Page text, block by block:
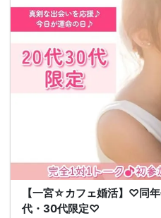
【一宮☆カフェ婚活】♡同
代・30代限定♡